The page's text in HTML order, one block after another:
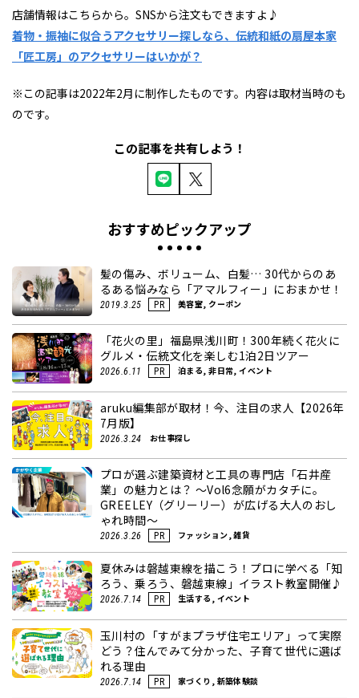
店舗情報はこちらから。SNSから注文もできますよ♪
着物・振袖に似合うアクセサリー探しなら、伝統和紙の扇屋本家
「匠工房」のアクセサリーはいかが？
※この記事は2022年2月に制作したものです。内容は取材当時のも
のです。
この記事を共有しよう！
おすすめピックアップ
髪の傷み、ボリューム、白髪… 30代からのあ
るある悩みなら「アマルフィー」におまかせ！
2019.3.25 PR 美容室, クーポン
「花火の里」福島県浅川町！300年続く花火に
グルメ・伝統文化を楽しむ1泊2日ツアー
2026.6.11 PR 泊まる, 非日常, イベント
aruku編集部が取材！今、注目の求人【2026年
7月版】
2026.3.24 お仕事探し
プロが選ぶ建築資材と工具の専門店「石井産
業」の魅力とは？ ～Vol6念願がカタチに。
GREELEY（グリーリー）が広げる大人のおし
ゃれ時間～
2026.3.26 PR ファッション, 雑貨
夏休みは磐越東線を描こう！プロに学べる「知
ろう、乗ろう、磐越東線」イラスト教室開催♪
2026.7.14 PR 生活する, イベント
玉川村の「すがまプラザ住宅エリア」って実際
どう？住んでみて分かった、子育て世代に選ば
れる理由
2026.7.14 PR 家づくり, 新築体験談